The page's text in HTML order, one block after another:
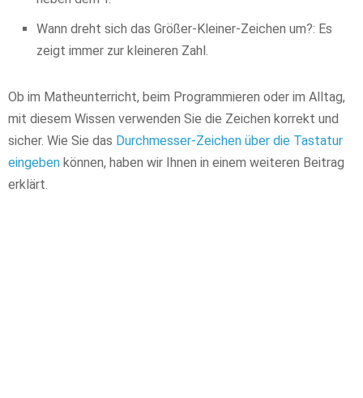
Wann dreht sich das Größer-Kleiner-Zeichen um?: Es
zeigt immer zur kleineren Zahl.
Ob im Matheunterricht, beim Programmieren oder im Alltag,
mit diesem Wissen verwenden Sie die Zeichen korrekt und
sicher. Wie Sie das Durchmesser-Zeichen über die Tastatur
eingeben können, haben wir Ihnen in einem weiteren Beitrag
erklärt.